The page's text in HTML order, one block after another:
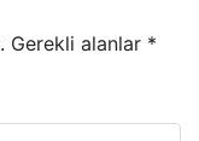
Gerekli alanlar *